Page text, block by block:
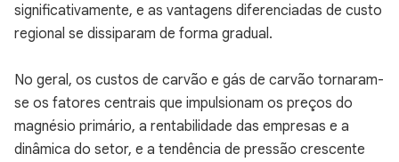
significativamente, e as vantagens diferenciadas de custo
regional se dissiparam de forma gradual.
No geral, os custos de carvão e gás de carvão tornaram-
se os fatores centrais que impulsionam os preços do
magnésio primário, a rentabilidade das empresas e a
dinâmica do setor, e a tendência de pressão crescente